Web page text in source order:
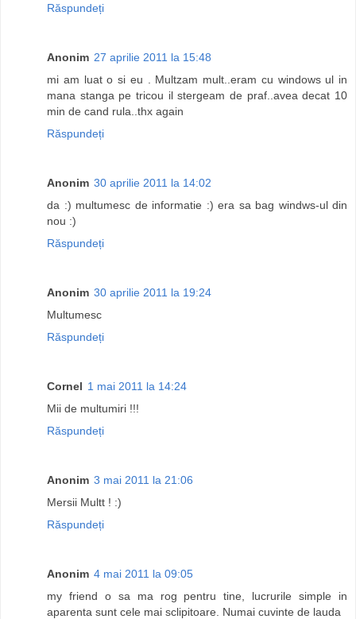
Răspundeți
Anonim 27 aprilie 2011 la 15:48
mi am luat o si eu . Multzam mult..eram cu windows ul in
mana stanga pe tricou il stergeam de praf..avea decat 10
min de cand rula..thx again
Răspundeți
Anonim 30 aprilie 2011 la 14:02
da :) multumesc de informatie :) era sa bag windws-ul din
nou :)
Răspundeți
Anonim 30 aprilie 2011 la 19:24
Multumesc
Răspundeți
Cornel 1 mai 2011 la 14:24
Mii de multumiri !!!
Răspundeți
Anonim 3 mai 2011 la 21:06
Mersii Multt ! :)
Răspundeți
Anonim 4 mai 2011 la 09:05
my friend o sa ma rog pentru tine, lucrurile simple in
aparenta sunt cele mai sclipitoare. Numai cuvinte de lauda